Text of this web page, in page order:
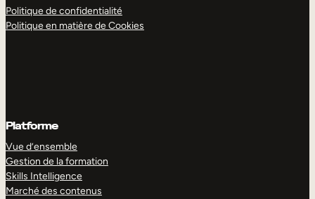
Politique de confidentialité
Politique en matière de Cookies
Platforme
Vue d’ensemble
Gestion de la formation
Skills Intelligence
Marché des contenus